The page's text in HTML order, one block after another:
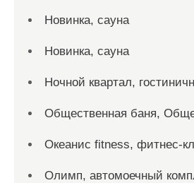
Новинка, сауна
Новинка, сауна
Ночной квартал,
Общественная баня,
Океанис fitness, фитнес-
Олимп, автомоечный